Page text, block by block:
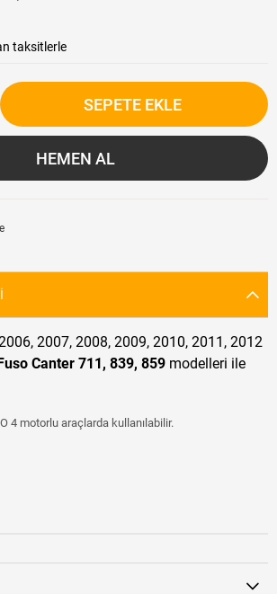
taksitlerle
2007, 2008, 2009, 2010, 2011, 2012
Canter 711, 839, 859 modelleri ile
4 motorlu araçlarda kullanılabilir.